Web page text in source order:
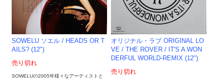
SOWELU ソエル / HEADS OR T
AILS? (12")
売り切れ
SOWELUの2005年様々なアーティストと
オリジナル・ラブ ORIGINAL LO
VE / THE ROVER / IT'S A WON
DERFUL WORLD-REMIX (12")
売り切れ